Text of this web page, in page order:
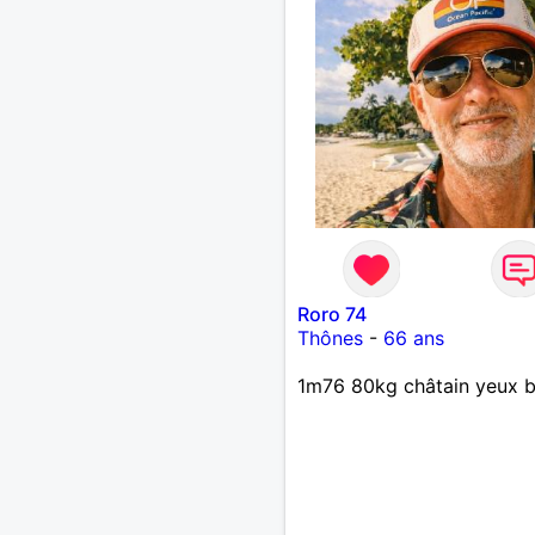
Roro 74
Thônes- 66 ans
1m76 80kg châtain yeux